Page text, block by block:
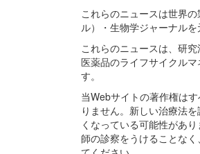
これらのニュースは世界
ル）・生物学ジャーナルを
これらのニュースは、研
医薬品のライフサイクル
す。
当Webサイトの著作権は
りません。新しい治療法
くなっている可能性があ
師の診察をうけることな